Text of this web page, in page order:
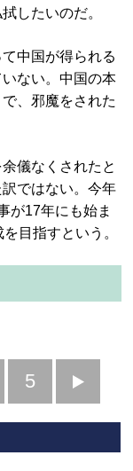
したいのだ。
中国が得られる
ない。中国の本
、邪魔をされた
儀なくされたと
ではない。今年
が17年にも始ま
目指すという。
5
へ